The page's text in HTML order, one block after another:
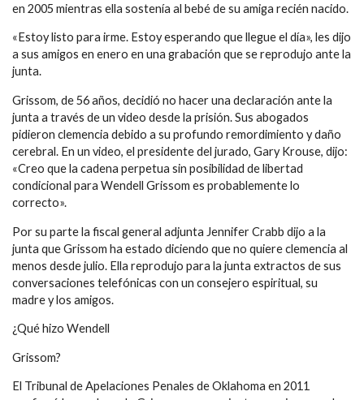
en 2005 mientras ella sostenía al bebé de su amiga recién nacido.
«Estoy listo para irme. Estoy esperando que llegue el día», les dijo
a sus amigos en enero en una grabación que se reprodujo ante la
junta.
Grissom, de 56 años, decidió no hacer una declaración ante la
junta a través de un video desde la prisión. Sus abogados
pidieron clemencia debido a su profundo remordimiento y daño
cerebral. En un video, el presidente del jurado, Gary Krouse, dijo:
«Creo que la cadena perpetua sin posibilidad de libertad
condicional para Wendell Grissom es probablemente lo
correcto».
Por su parte la fiscal general adjunta Jennifer Crabb dijo a la
junta que Grissom ha estado diciendo que no quiere clemencia al
menos desde julio. Ella reprodujo para la junta extractos de sus
conversaciones telefónicas con un consejero espiritual, su
madre y los amigos.
¿Qué hizo Wendell
Grissom?
El Tribunal de Apelaciones Penales de Oklahoma en 2011